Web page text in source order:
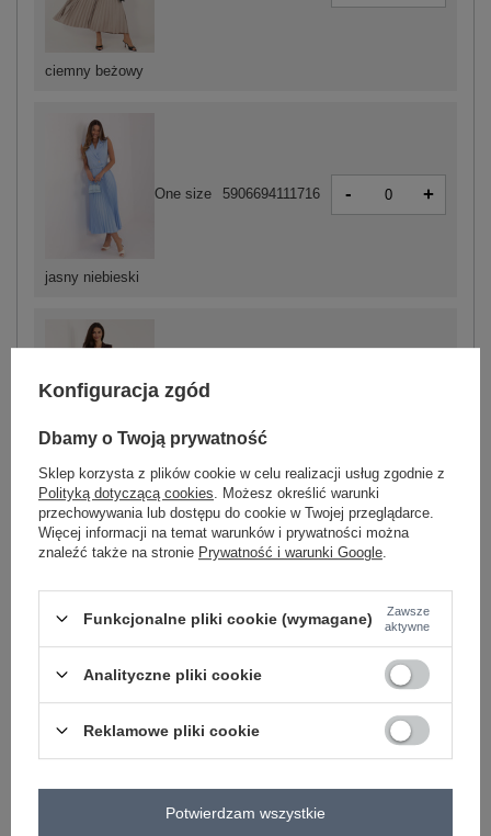
ciemny beżowy
jasny niebieski
One size 5906694111716 - +
ciemny brązowy
One size
Zobacz wszystkie kolory (+1)
ZALOGUJ SIĘ I ZOBACZ CENĘ
Masz pytanie? Chętnie pomożemy.
Zadzwoń+48 601 547 740 Zadaj pytanie
skład materiału : 70% poliester, 25% wiskoza , 5%
Konfiguracja zgód
Dbamy o Twoją prywatność
Sklep korzysta z plików cookie w celu realizacji usług zgodnie z
Polityką dotyczącą cookies . Możesz określić warunki
przechowywania lub dostępu do cookie w Twojej przeglądarce.
Więcej informacji na temat warunków i prywatności można
znaleźć także na stronie Prywatność i warunki Google
Funkcjonalne pliki cookie (wymagane)
Zawsze
aktywne
Analityczne pliki cookie
Reklamowe pliki cookie
Potwierdzam wszystkie